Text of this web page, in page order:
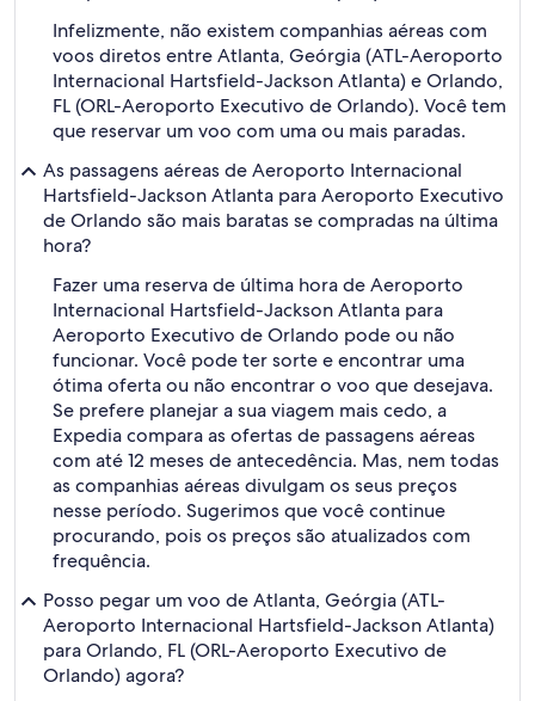
Infelizmente, não existem companhias aéreas com
voos diretos entre Atlanta, Geórgia (ATL-Aeroporto
Internacional Hartsfield-Jackson Atlanta) e Orlando,
FL (ORL-Aeroporto Executivo de Orlando). Você tem
que reservar um voo com uma ou mais paradas.
As passagens aéreas de Aeroporto Internacional
Hartsfield-Jackson Atlanta para Aeroporto Executivo
de Orlando são mais baratas se compradas na última
hora?
Fazer uma reserva de última hora de Aeroporto
Internacional Hartsfield-Jackson Atlanta para
Aeroporto Executivo de Orlando pode ou não
funcionar. Você pode ter sorte e encontrar uma
ótima oferta ou não encontrar o voo que desejava.
Se prefere planejar a sua viagem mais cedo, a
Expedia compara as ofertas de passagens aéreas
com até 12 meses de antecedência. Mas, nem todas
as companhias aéreas divulgam os seus preços
nesse período. Sugerimos que você continue
procurando, pois os preços são atualizados com
frequência.
Posso pegar um voo de Atlanta, Geórgia (ATL-
Aeroporto Internacional Hartsfield-Jackson Atlanta)
para Orlando, FL (ORL-Aeroporto Executivo de
Orlando) agora?